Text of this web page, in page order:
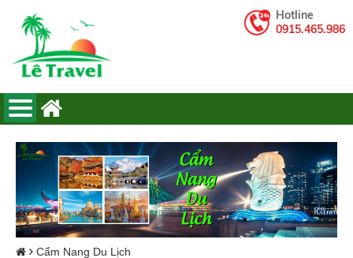
Hotline
0915.465.986
Cẩm Nang Du Lịch